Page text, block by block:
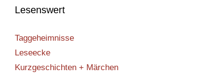
Lesenswert
Taggeheimnisse
Leseecke
Kurzgeschichten + Märchen